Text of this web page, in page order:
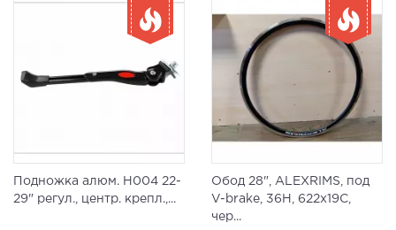
Подножка алюм. H004 22-
29" регул., центр. крепл.,...
Обод 28", ALEXRIMS, под
V-brake, 36H, 622x19С,
чер...